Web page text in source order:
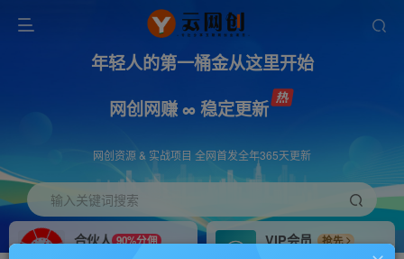
年轻人的第一桶金从这里开始
网创网赚 ∞ 稳定更新
网创资源 & 实战项目 全网首发全年365天更新
输入关键词搜索
合伙人 90%分佣
VIP会员
抢先